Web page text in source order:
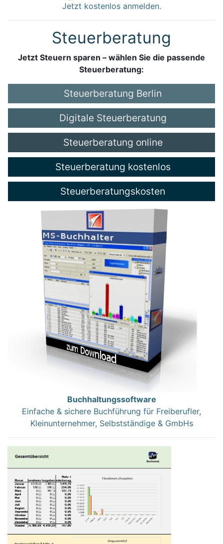
Jetzt kostenlos anmelden.
Steuerberatung
Jetzt Steuern sparen – wählen Sie die passende
Steuerberatung:
Steuerberatung Berlin
Digitale Steuerberatung
Steuerberatung online
Steuerberatung kostenlos
Steuerberatungskosten
Buchhaltungssoftware
Einfache & sichere Buchführung für Freiberufler,
Kleinunternehmer, Selbstständige & GmbHs